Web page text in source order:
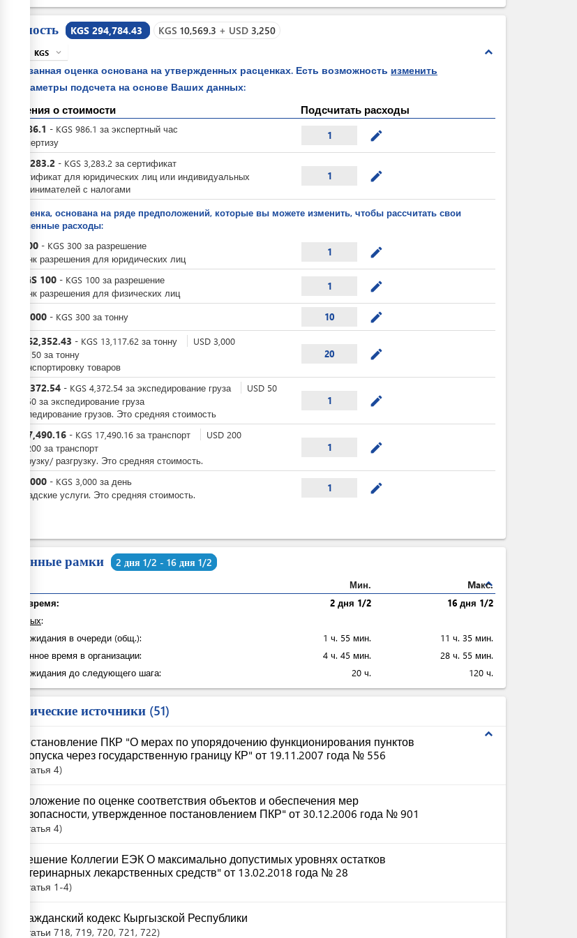
Стоимость KGS 294,784.43 KGS 10,569.3 + USD 3,250
expand_less
KGS expand_more
Указанная оценка основана на утвержденных расценках. Есть возможность изменить
параметры подсчета на основе Ваших данных:
Сведения о стоимости Подсчитать расходы
986.1 - KGS 986.1 за экспертный час
за экспертизу
1 mode_edit
3,283.2 - KGS 3,283.2 за сертификат
за сертификат для юридических лиц или индивидуальных
предпринимателей с налогами
1 mode_edit
Это оценка, основана на ряде предположений, которые вы можете изменить, чтобы рассчитать свои
собственные расходы:
300 - KGS 300 за разрешение
За бланк разрешения для юридических лиц
1 mode_edit
KGS 100 - KGS 100 за разрешение
За бланк разрешения для физических лиц
1 mode_edit
3,000 - KGS 300 за тонну 10 mode_edit
262,352.43 - KGS 13,117.62 за тонну USD 3,000
150 за тонну
За транспортировку товаров
20 mode_edit
4,372.54 - KGS 4,372.54 за экспедирование груза USD 50
50 за экспедирование груза
За экспедирование грузов. Это средняя стоимость
1 mode_edit
17,490.16 - KGS 17,490.16 за транспорт USD 200
200 за транспорт
За погрузку/ разгрузку. Это средняя стоимость.
1 mode_edit
3,000 - KGS 3,000 за день
За складские услуги. Это средняя стоимость.
1 mode_edit
Временные рамки 2 дня 1/2 - 16 дня 1/2
expand_less
Мин.
Maкс.
Общее время:
2 дня 1/2
16 дня 1/2
из которых:
Время ожидания в очереди (общ.):
1 ч. 55 мин.
11 ч. 35 мин.
Затраченное время в организации:
4 ч. 45 мин.
28 ч. 55 мин.
Время ожидания до следующего шага:
20 ч. 120 ч.
Юридические источники 51
expand_less
Постановление ПКР "О мерах по упорядочению функционирования пунктов
пропуска через государственную границу КР" от 19.11.2007 года № 556
Статья 4
"Положение по оценке соответствия объектов и обеспечения мер
безопасности, утвержденное постановлением ПКР" от 30.12.2006 года № 901
Статья 4
"Решение Коллегии ЕЭК О максимально допустимых уровнях остатков
ветеринарных лекарственных средств" от 13.02.2018 года № 28
Статья 1-4
Гражданский кодекс Кыргызской Республики
Статьи 718, 719, 720, 721, 722